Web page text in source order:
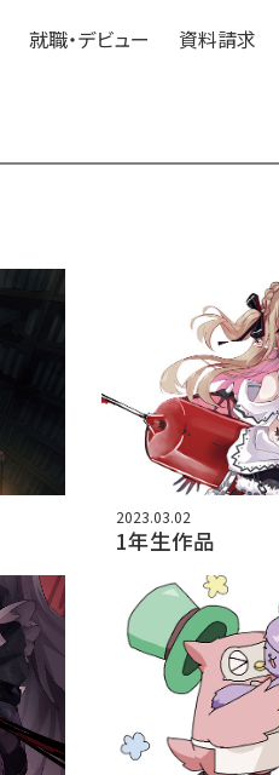
就職・デビュー 資料請求
2023.03.02
1年生作品